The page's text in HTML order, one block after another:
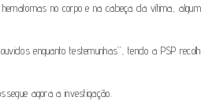
no corpo e na cabeça da vítima,
enquanto testemunhas”, tendo a PSP
agora a investigação.